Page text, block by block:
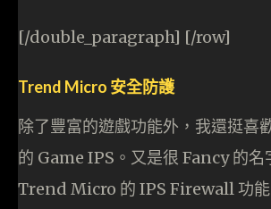
[/double_paragraph] [/row]
Trend Micro 安全防護
除了豐富的遊戲功能外，我還挺喜
的 Game IPS。又是很 Fancy 的名
Trend Micro 的 IPS Firewall 功能